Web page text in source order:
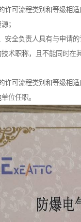
许可流程类别和等级相
；
安全负责人具有与申请的
术职称，且不能同时在
许可流程类别和等级相适
位任职。